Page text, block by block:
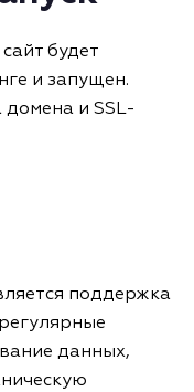
будет
и запущен.
домена и SSL-
поддержка
данных,